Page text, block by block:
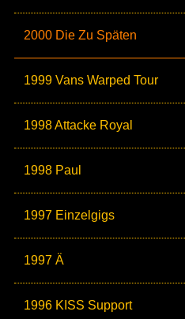
2000 Die Zu Späten
1999 Vans Warped Tour
1998 Attacke Royal
1998 Paul
1997 Einzelgigs
1997 Ä
1996 KISS Support